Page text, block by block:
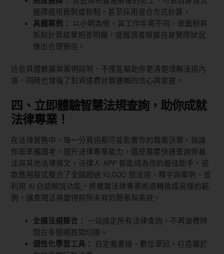
選擇適用舊制或新制，甚至採用混合方式計算。
具體案例： 以小明為例，其工作年資不同，依舊制與
新制計算結果相差明顯，提醒讀者根據自身實際狀況
做出合理預估。
這些具體數據與案例說明，不僅能幫助你更清楚理解法規內
容，同時也增強了對資遣費計算邏輯的信心與掌握。
四、立即體驗智慧法規查詢，助你成就
法律專業！
在法律實務中，每一分資訊都可能影響你的職業決策。無論
你是準備國考、提升法律專業能力，還是需要快速查詢勞基
法與其他法律條文，法律人 APP 都能成為你的最佳助手。這
款應用程式整合了全國超過 10,000 部法規、釋字與案例，並
利用 AI 白話解說功能，將複雜法律專業術語轉換成易懂的範
例，讓查閱法條變得前所未有的簡單與高效。
全國法規整合： 一站搞定所有法律查詢，不再浪費時
間在多個網頁間切換。
個性化學習工具：
自定義畫線、數位筆記，打造屬於